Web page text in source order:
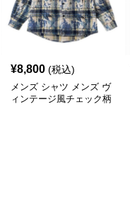
¥8,800 (税込)
メンズ シャツ メンズ ヴ
ィンテージ風チェック柄